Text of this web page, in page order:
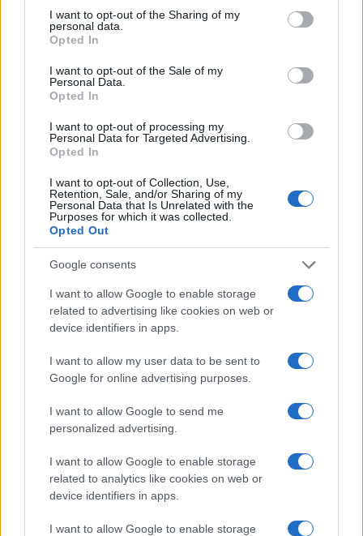
not limited to your visit or usage behaviour. You may click to
grant or deny consent to Google and its third-party tags to
use your data for below specified purposes in below Google
consent section.
I want to opt-out of the Sharing of my
personal data.
Opted In
I want to opt-out of the Sale of my
Personal Data.
Opted In
I want to opt-out of processing my
Personal Data for Targeted Advertising.
Opted In
I want to opt-out of Collection, Use,
Retention, Sale, and/or Sharing of my
Personal Data that Is Unrelated with the
Purposes for which it was collected.
Opted Out
Google consents
I want to allow Google to enable storage
related to advertising like cookies on web or
device identifiers in apps.
I want to allow my user data to be sent to
Google for online advertising purposes.
I want to allow Google to send me
personalized advertising.
I want to allow Google to enable storage
related to analytics like cookies on web or
device identifiers in apps.
I want to allow Google to enable storage
Continua a leggere
per la Serie B1
Francesca Lombardi · 7 Ago 2026
CALCIO